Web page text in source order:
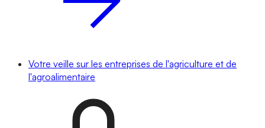
Votre veille sur les entreprises de l'agriculture et de
l'agroalimentaire